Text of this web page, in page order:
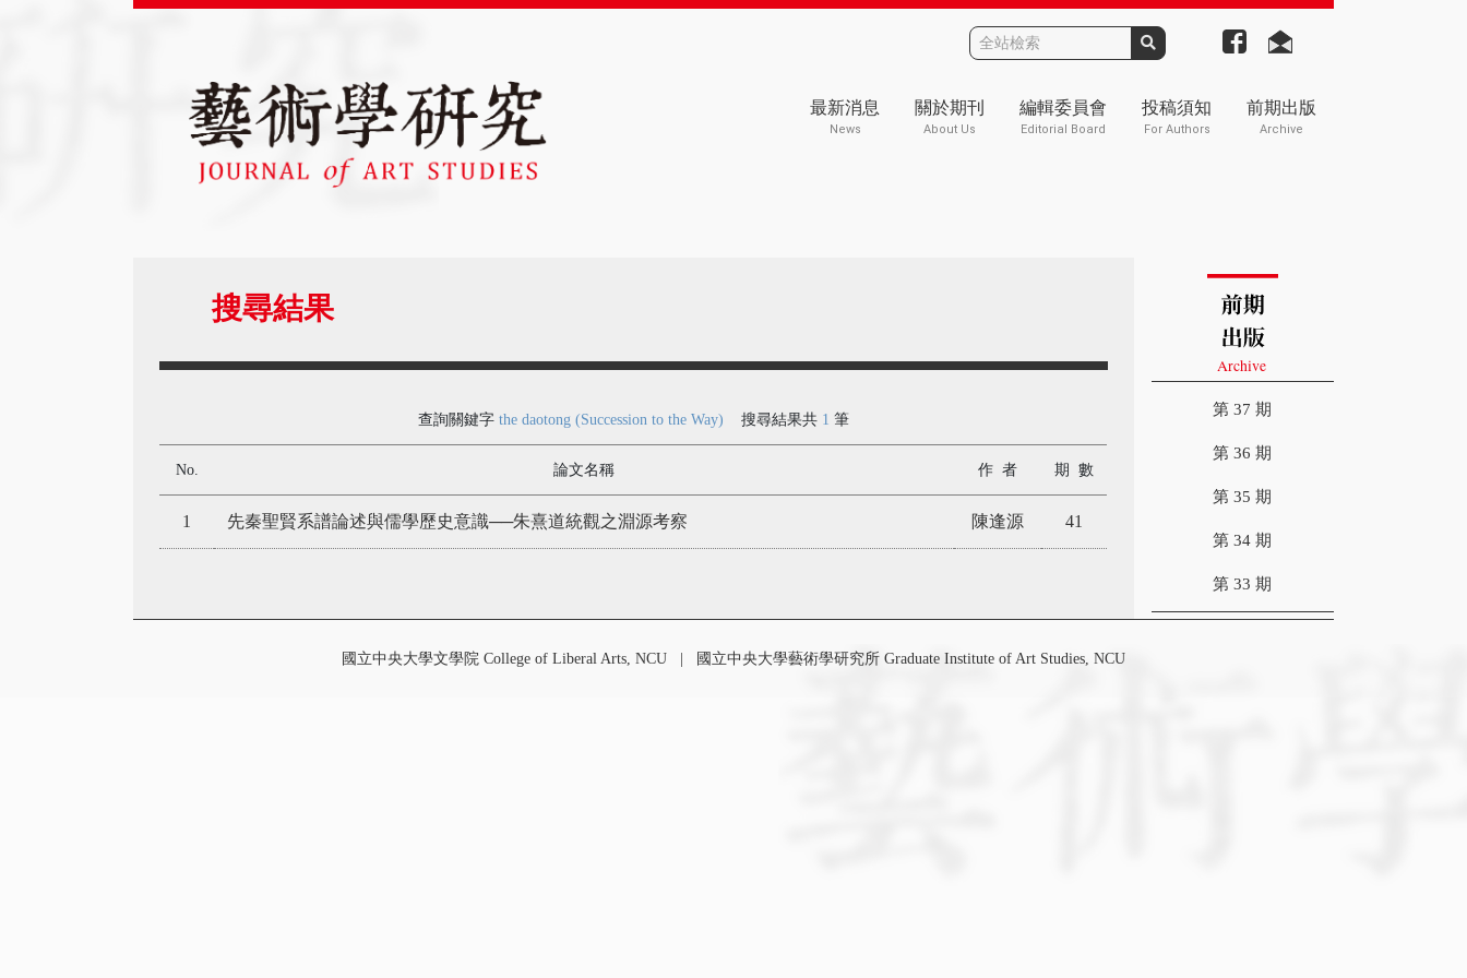
最新消息
News
關於期刊
About Us
編輯委員會
Editorial Board
投稿須知
For Authors
前期出版
Archive
搜尋結果
查詢關鍵字 the daotong (Succession to the Way) 搜尋結果共 1 筆
No. 論文名稱 作 者 期 數
1 先秦聖賢系譜論述與儒學歷史意識──朱熹道統觀之淵源考察 陳逢源 41
第 37 期
第 36 期
第 35 期
第 34 期
第 33 期
國立中央大學文學院 College of Liberal Arts, NCU | 國立中央大學藝術學研究所 Graduate Institute of Art Studies, NCU